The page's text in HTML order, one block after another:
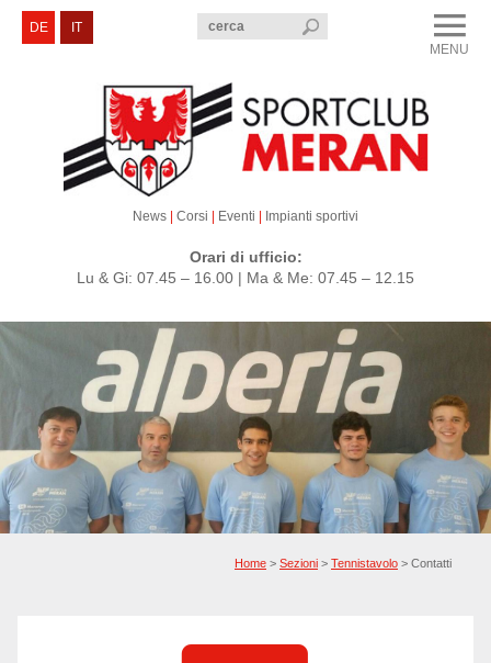
News | Corsi | Eventi | Impianti sportivi
Orari di ufficio:
Lu & Gi: 07.45 – 16.00 | Ma & Me: 07.45 – 12.15
DE
IT
MENU
menu CLOSE
Sportclub Merano
Corsi e Eventi
Servizi e Contatti
Home > Sezioni > Tennistavolo > Contatti